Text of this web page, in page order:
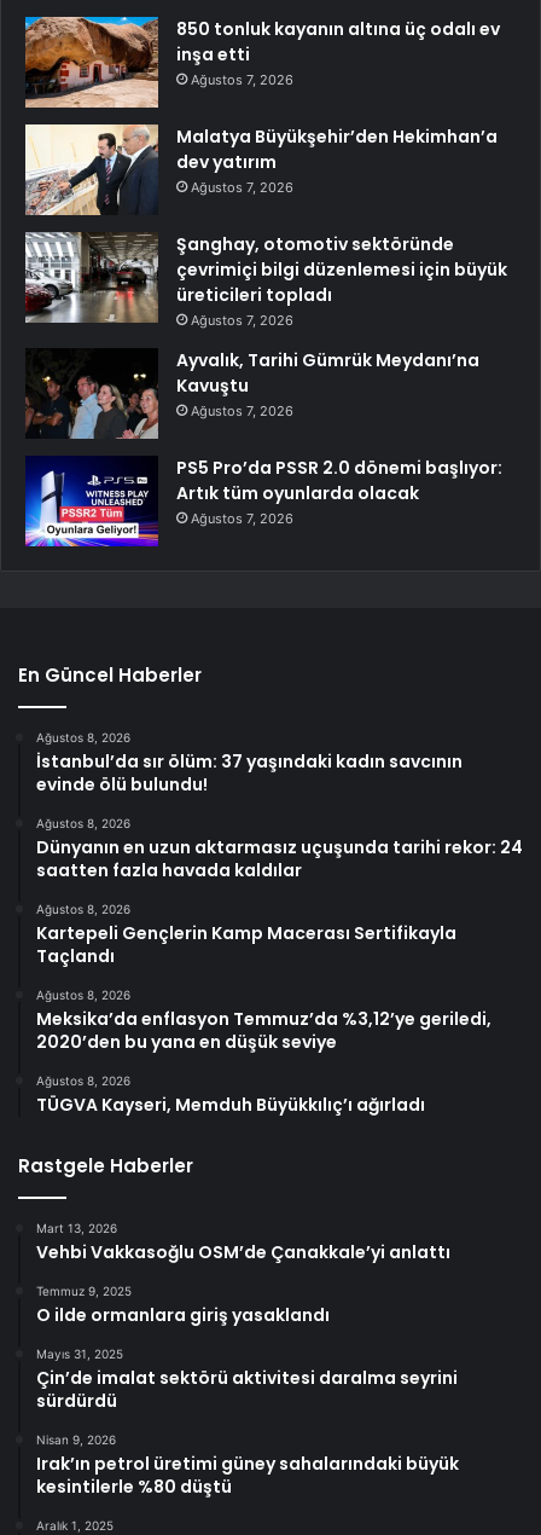
850 tonluk kayanın altına üç odalı ev
inşa etti
Ağustos 7, 2026
Malatya Büyükşehir’den Hekimhan’a
dev yatırım
Ağustos 7, 2026
Şanghay, otomotiv sektöründe
çevrimiçi bilgi düzenlemesi için büyük
üreticileri topladı
Ağustos 7, 2026
Ayvalık, Tarihi Gümrük Meydanı’na
Kavuştu
Ağustos 7, 2026
PS5 Pro’da PSSR 2.0 dönemi başlıyor:
Artık tüm oyunlarda olacak
Ağustos 7, 2026
En Güncel Haberler
Ağustos 8, 2026
İstanbul’da sır ölüm: 37 yaşındaki kadın savcının
evinde ölü bulundu!
Ağustos 8, 2026
Dünyanın en uzun aktarmasız uçuşunda tarihi rekor: 24
saatten fazla havada kaldılar
Ağustos 8, 2026
Kartepeli Gençlerin Kamp Macerası Sertifikayla
Taçlandı
Ağustos 8, 2026
Meksika’da enflasyon Temmuz’da %3,12’ye geriledi,
2020’den bu yana en düşük seviye
Ağustos 8, 2026
TÜGVA Kayseri, Memduh Büyükkılıç’ı ağırladı
Rastgele Haberler
Mart 13, 2026
Vehbi Vakkasoğlu OSM’de Çanakkale’yi anlattı
Temmuz 9, 2025
O ilde ormanlara giriş yasaklandı
Mayıs 31, 2025
Çin’de imalat sektörü aktivitesi daralma seyrini
sürdürdü
Nisan 9, 2026
Irak’ın petrol üretimi güney sahalarındaki büyük
kesintilerle %80 düştü
Aralık 1, 2025